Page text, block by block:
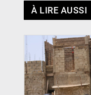
À LIRE AUSSI